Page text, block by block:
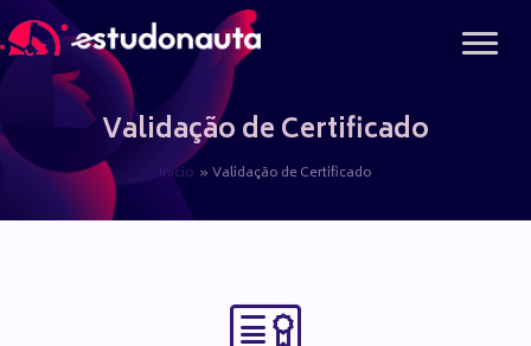
para
conteúdoValidação de Certificado
Início Validação de Certificado